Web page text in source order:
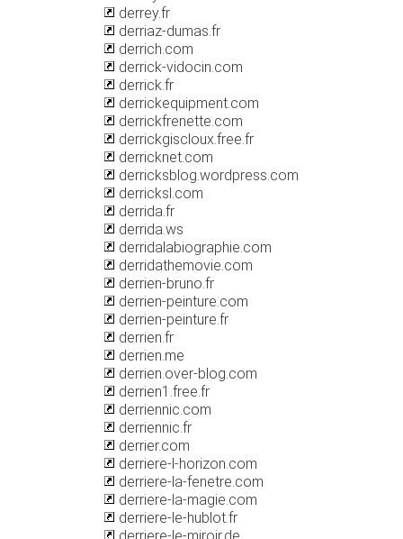
derrey.fr
derriaz-dumas.fr
derrich.com
derrick-vidocin.com
derrick.fr
derrickequipment.com
derrickfrenette.com
derrickgiscloux.free.fr
derricknet.com
derricksblog.wordpress.com
derricksl.com
derrida.fr
derrida.ws
derridalabiographie.com
derridathemovie.com
derrien-bruno.fr
derrien-peinture.com
derrien-peinture.fr
derrien.fr
derrien.me
derrien.over-blog.com
derrien1.free.fr
derriennic.com
derriennic.fr
derrier.com
derriere-l-horizon.com
derriere-la-fenetre.com
derriere-la-magie.com
derriere-le-hublot.fr